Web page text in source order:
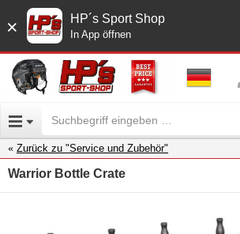
× HP´s Sport Shop
In App öffnen
Zurück zu "Service und Zubehör"
Warrior Bottle Crate